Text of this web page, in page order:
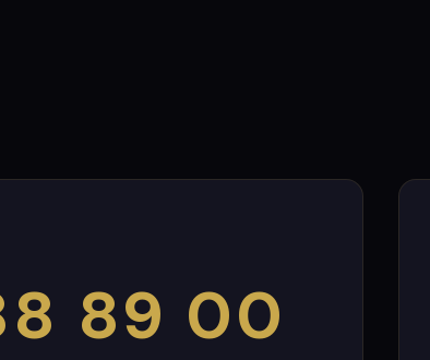
89 00